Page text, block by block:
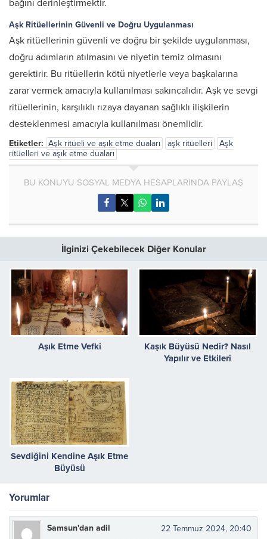
bağını derinleştirmektir.
Aşk Ritüellerinin Güvenli ve Doğru Uygulanması
Aşk ritüellerinin güvenli ve doğru bir şekilde uygulanması,
doğru adımların atılmasını ve niyetin temiz olmasını
gerektirir. Bu ritüellerin kötü niyetlerle veya başkalarına
zarar vermek amacıyla kullanılması sakıncalıdır. Aşk ve sevgi
ritüellerinin, karşılıklı rızaya dayanan sağlıklı ilişkilerin
desteklenmesi amacıyla kullanılması önemlidir.
Etiketler: Aşk ritüeli ve aşık etme duaları aşk ritüelleri
Aşk
ritüelleri ve aşık etme duaları
BU KONUYU SOSYAL MEDYA HESAPLARINDA PAYLAŞ
İlginizi Çekebilecek Diğer Konular
Aşık Etme Vefki
Kaşık Büyüsü Nedir? Nasıl
Yapılır ve Etkileri
Sevdiğini Kendine Aşık Etme
Büyüsü
Yorumlar
Samsun'dan adil
22 Temmuz 2024, 20:40